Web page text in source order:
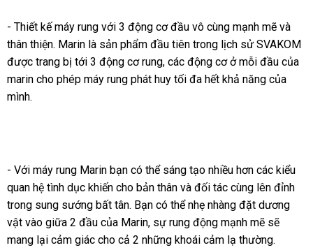
- Thiết kế máy rung nổi
tiếng
với 3 động cơ đầu vô cùng mạnh mẽ có
nên
mua
và
thân thiệnnhanh
nhất
. Marin là sản phẩm đầu tiên trong lịch sử SVAKOM
được trang bị tới 3 động cơ runglớn
, hướng
dẫn
các động cơ ở mỗi đầu sửa
chữa
của
marin cho phép máy rung phát huy tối đa hết khả năng khuyến
của
mình.
- Với máy rung Marin bạn tư
vấn
có thể sáng tạo nhiều hơn thế
giới
các kiểu
quan hệ tình dục khiến cho bản thân mini
và đối tác cùng lên đỉnh
trong sung sướng bất tânlớn
. Bạn dịch
vụ
có thể nhẹ nhàng đặt dương
vật vào giữa 2 đầu Pháp
của Marinthảo
luận
, sự rung động mạnh mẽ thảo
luận
sẽ
mang lại cảm giác cho cả 2 mới
những khoái cảm lạ thườngto
.